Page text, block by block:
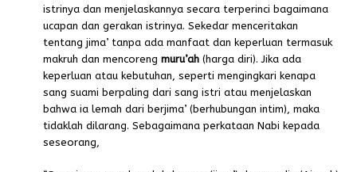
istrinya dan menjelaskannya secara terperinci bagaimana
ucapan dan gerakan istrinya. Sekedar menceritakan
tentang jima’ tanpa ada manfaat dan keperluan termasuk
makruh dan mencorengmuru’ah (harga diri). Jika ada
keperluan atau kebutuhan, seperti mengingkari kenapa
sang suami berpaling dari sang istri atau menjelaskan
bahwa ia lemah dari berjima’ (berhubungan intim), maka
tidaklah dilarang. Sebagaimana perkataan Nabi kepada
seseorang,